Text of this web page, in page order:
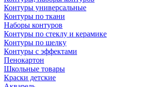
Контуры универсальные
Контуры по ткани
Наборы контуров
Контуры по стеклу и керамике
Контуры по шелку
Контуры с эффектами
Пенокартон
Школьные товары
Краски детские